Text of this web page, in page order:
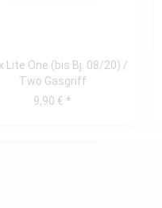
Lite One (bis Bj. 08/20) /
Two Gasgriff
9,90 € *